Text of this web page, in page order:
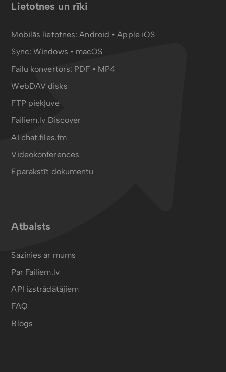
Lietotnes un rīki
Mobilās lietotnes:Android •Apple iOS
Sync:Windows • macOS
Failu konvertors: PDF • MP4
WebDAV disks
FTP piekļuve
Failiem.lv Discover
AI chat.files.fm
Videokonferences
Eparakstīt dokumentu
Atbalsts
Sazinies ar mums
Par Failiem.lv
API izstrādātājiem
FAQ
Blogs